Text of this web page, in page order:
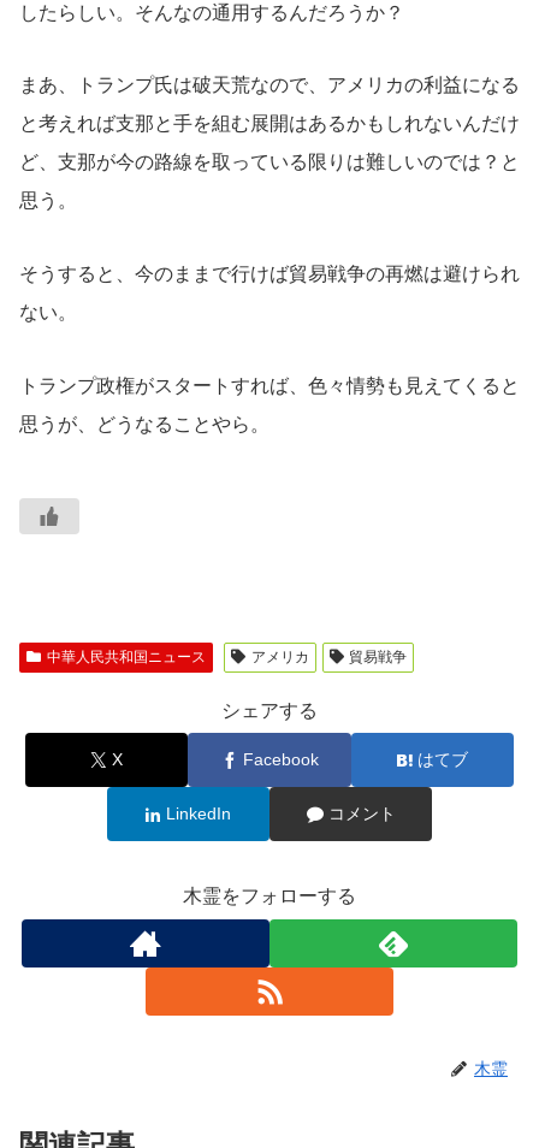
したらしい。そんなの通用するんだろうか？
まあ、トランプ氏は破天荒なので、アメリカの利益になる
と考えれば支那と手を組む展開はあるかもしれないんだけ
ど、支那が今の路線を取っている限りは難しいのでは？と
思う。
そうすると、今のままで行けば貿易戦争の再燃は避けられ
ない。
トランプ政権がスタートすれば、色々情勢も見えてくると
思うが、どうなることやら。
中華人民共和国ニュース アメリカ 貿易戦争
シェアする
X Facebook はてブ
LinkedIn コメント
木霊をフォローする
木霊